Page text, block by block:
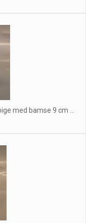
med bamse 9 cm ...